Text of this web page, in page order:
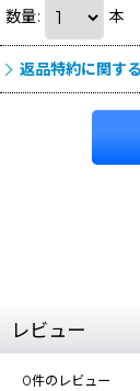
数量: 本
返品特約に関す
レビュー
0件のレビュー